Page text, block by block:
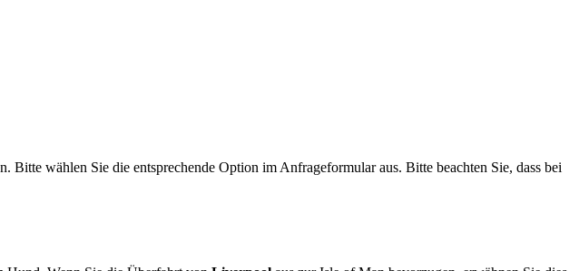
wählen Sie die entsprechende Option im Anfrageformular aus. Bitte beachten Sie, dass bei